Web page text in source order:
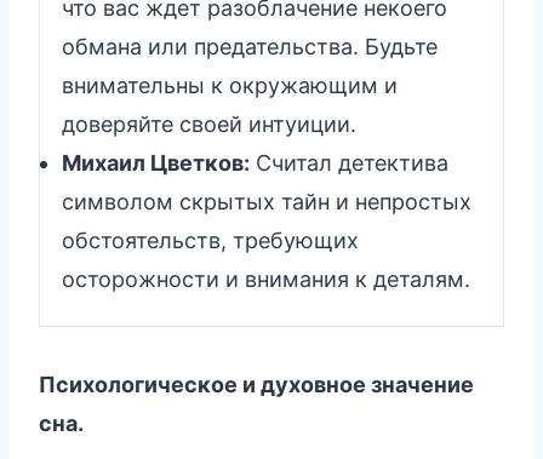
что вас ждет разоблачение некоего
обмана или предательства. Будьте
внимательны к окружающим и
доверяйте своей интуиции.
Михаил Цветков: Считал детектива
символом скрытых тайн и непростых
обстоятельств, требующих
осторожности и внимания к деталям.
Психологическое и духовное значение
сна.